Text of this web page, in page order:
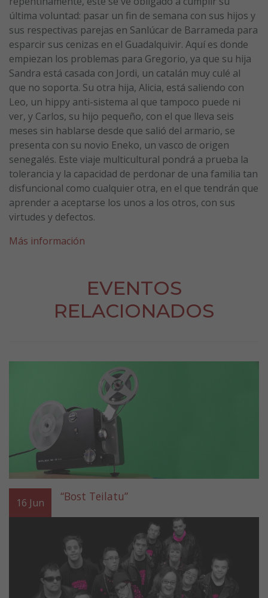
última voluntad: pasar un fin de semana con sus hijos y
sus respectivas parejas en Sanlúcar de Barrameda para
esparcir sus cenizas en el Guadalquivir. Aquí es donde
empiezan los problemas para Gregorio, ya que su hija
Sandra está casada con Jordi, un catalán muy culé al
que no soporta. Su otra hija, Alicia, está saliendo con
Leo, un hippy anti-sistema al que tampoco puede ni
ver, y Carlos, su hijo pequeño, con el que lleva seis
meses sin hablarse desde que salió del armario, se
presenta con su novio Eneko, un vasco de origen
senegalés. Este viaje multicultural pondrá a prueba la
tolerancia y la capacidad de perdonar de una familia tan
disfuncional como cualquier otra, en el que tendrán que
aprender a aceptarse los unos a los otros, con sus
virtudes y defectos.
Más información
EVENTOS
RELACIONADOS
16 Jun “Bost Teilatu”